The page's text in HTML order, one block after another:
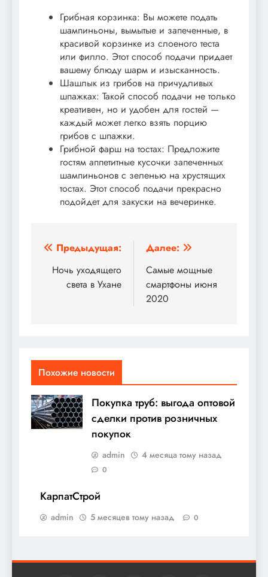
Грибная корзинка: Вы можете подать
шампиньоны, вымытые и запеченные, в
красивой корзинке из слоеного теста
или филло. Этот способ подачи придает
вашему блюду шарм и изысканность.
Шашлык из грибов на причудливых
шпажках: Такой способ подачи не только
креативен, но и удобен для гостей —
каждый может легко взять порцию
грибов с шпажки.
Грибной фарш на тостах: Предложите
гостям аппетитные кусочки запеченных
шампиньонов с зеленью на хрустящих
тостах. Этот способ подачи прекрасно
подойдет для закуски на вечеринке.
Навигация
по
записям
Предыдущая:
Ночь уходящего
света в Ухане
Далее:
Самые мощные
смартфоны июня
2020
Похожие новости
Покупка труб: выгода оптовой
сделки против розничных
покупок
admin 4 месяца тому назад
0
КарпатСтрой
admin 5 месяцев тому назад 0